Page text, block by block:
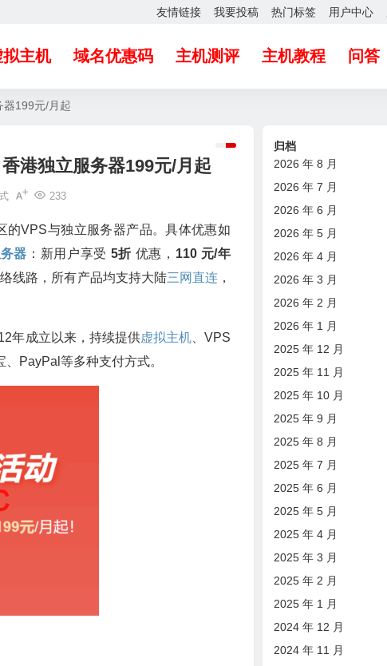
友情链接 我要投稿 热门标签 用户中心
拟主机 域名优惠码 主机测评 主机教程 问答
器199元/月起
港独立服务器199元/月起
233
的VPS与独立服务器产品。具体优惠如
器 ：新用户享受 5折 优惠， 110 元/年
线路，所有产品均支持大陆三网直连，
年成立以来，持续提供虚拟主机、VPS
PayPal等多种支付方式。
归档
2026 年 8 月
2026 年 7 月
2026 年 6 月
2026 年 5 月
2026 年 4 月
2026 年 3 月
2026 年 2 月
2026 年 1 月
2025 年 12 月
2025 年 11 月
2025 年 10 月
2025 年 9 月
2025 年 8 月
2025 年 7 月
2025 年 6 月
2025 年 5 月
2025 年 4 月
2025 年 3 月
2025 年 2 月
2025 年 1 月
2024 年 12 月
2024 年 11 月